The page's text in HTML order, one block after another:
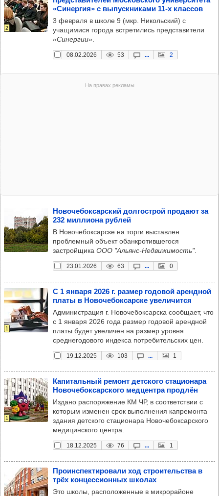
2
«Синер­гия» с выпус­кни­ками 11-х клас­сов
3 февраля в школе 9 (мкр. Никольский) с
учащимися города встретились представители
«Синергии»
08.02.2026 53 ... 2
Ново­че­бок­сар­ский дол­гос­трой про­дают за
232 мил­ли­она руб­лей
В Новочебоксарске на торги выставлен
проблемный объект обанкротившегося
застройщика ООО "Альянс-Недвижимость".
23.01.2026 63 ... 0
1
С 1 января 2026 г. раз­мер годо­вой арен­дной
платы в Ново­че­бок­сар­ске уве­ли­чится
Администрация г. Новочебоксарска сообщает, что
с 1 января 2026 года размер годовой арендной
платы будет увеличен на размер уровня
среднегодового индекса потребительских цен.
19.12.2025 103 ... 1
1
Капи­таль­ный ремонт дет­ского ста­ци­онара
Ново­че­бок­сар­ского мед­цен­тра прод­лён
Издано распоряжение КМ ЧР, в соответствии с
которым изменен срок выполнения капремонта
здания детского стационара Новочебоксарского
медицинского центра.
18.12.2025 76 ... 1
Про­ин­спек­ти­ро­вали ход стро­итель­ства в
трёх кон­цес­си­он­ных шко­лах
Это школы, расположенные в микрорайоне